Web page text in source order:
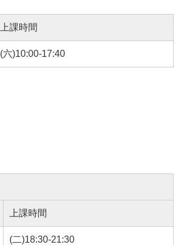
上課時間
(六)10:00-17:40
上課時間
(二)18:30-21:30